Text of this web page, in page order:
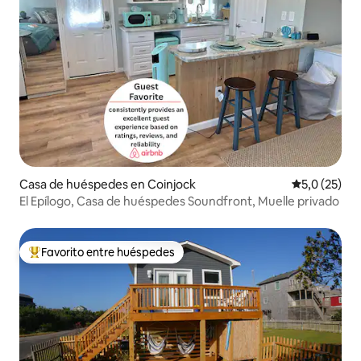
Casa de huéspedes en Coinjock Calificación
5,0 (25)
El Epílogo, Casa de huéspedes Soundfront, Muelle privado
Favorito entre los huéspedes más destacados
Favorito entre huéspedes